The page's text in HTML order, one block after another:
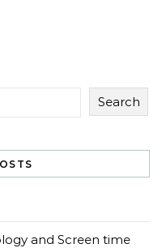
Search
and Screen time